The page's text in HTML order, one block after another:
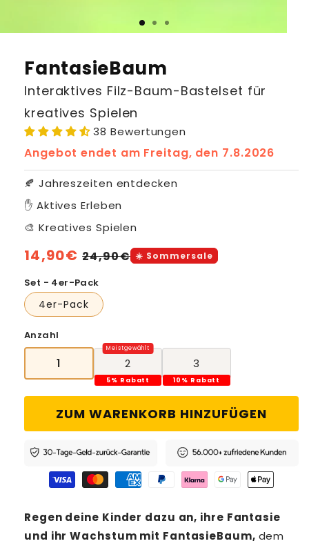
FantasieBaum
Interaktives Filz-Baum-Bastelset für
kreatives Spielen
38 Bewertungen
Angebot endet am Freitag, den 7.8.2026
🍂 Jahreszeiten entdecken
✋ Aktives Erleben
🎨 Kreatives Spielen
Normaler
Preis
14,90€ Verkaufspreis
24,90€ ☀️ Sommersale
Set - 4er-Pack
4er-Pack
Anzahl
1 2
5% Rabatt
3
10% Rabatt
ZUM WARENKORB HINZUFÜGEN
Regen deine Kinder dazu an, ihre Fantasie
und ihr Wachstum mit FantasieBaum, dem